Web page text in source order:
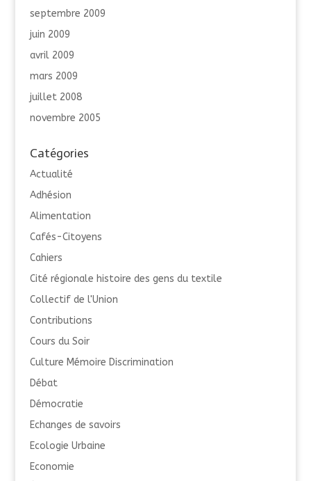
septembre 2009
juin 2009
avril 2009
mars 2009
juillet 2008
novembre 2005
Catégories
Actualité
Adhésion
Alimentation
Cafés-Citoyens
Cahiers
Cité régionale histoire des gens du textile
Collectif de l'Union
Contributions
Cours du Soir
Culture Mémoire Discrimination
Débat
Démocratie
Echanges de savoirs
Ecologie Urbaine
Economie